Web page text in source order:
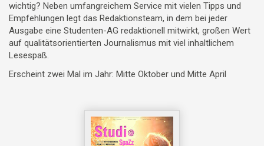
wichtig? Neben umfangreichem Service mit vielen Tipps und
Empfehlungen legt das Redaktionsteam, in dem bei jeder
Ausgabe eine Studenten-AG redaktionell mitwirkt, großen Wert
auf qualitätsorientierten Journalismus mit viel inhaltlichem
Lesespaß.
Erscheint zwei Mal im Jahr: Mitte Oktober und Mitte April